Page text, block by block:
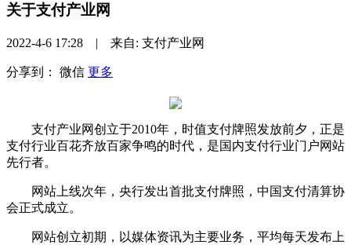
关于支付产业网
2022-4-6 17:28 | 来自: 支付产业网
分享到： 微信 更多
支付产业网创立于2010年，时值支付牌照发放前夕，正是
支付行业百花齐放百家争鸣的时代，是国内支付行业门户网站
先行者。
网站上线次年，央行发出首批支付牌照，中国支付清算协
会正式成立。
网站创立初期，以媒体资讯为主要业务，平均每天发布上